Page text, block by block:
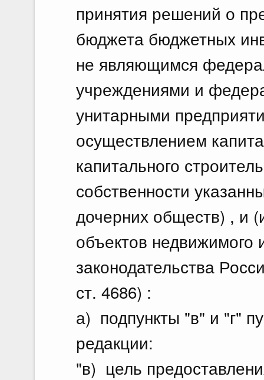
принятия решений о
бюджета бюджетных
не являющимся
учреждениями и
унитарными
осуществлением
капитального
собственности
дочерних обществ) , и
объектов
законодательства
ст. 4686) :
а) подпункты "в" и "г"
редакции:
"в) цель